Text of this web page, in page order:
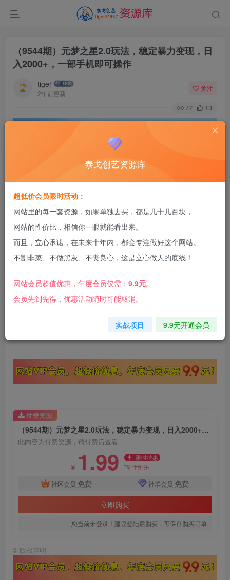
（9544期）元梦之星2.0玩法，稳定暴力变现，日
入2000+，一部手机即可操作
tiger
2年前更新
关注
77 13
定暴力变现，日入2000+，一部手机即可操作 ”，
（9544期）元梦之星2.0玩法，稳定暴力变现，日入2000+，一部手机即可操作
此内容为付费资源，请付费后查看
￥ 1.99 限时特惠
￥19.9
社区会员 免费 社群会员 免费
立即购买
您当前未登录！建议登陆后购买，可保存购买订单
付费资源
© 版权声明
泰戈创艺资源库
超低价会员限时活动：
网站里的每一套资源，如果单独去买，都是几十几百块，
网站的性价比，相信你一眼就能看出来。
而且，立心承诺，在未来十年内，都会专注做好这个网站。
不割非菜、不做黑灰、不丧良心，这是立心做人的底线！
网站会员超值优惠，年度会员仅需： 9.9元。
会员先到先得，优惠活动随时可能取消。
实战项目 9.9元开通会员